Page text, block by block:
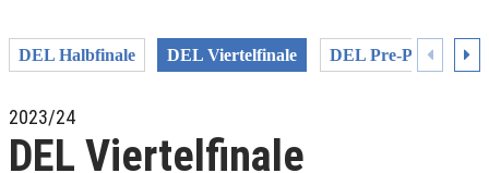
DEL Halbfinale DEL Viertelfinale DEL Pre-Playoffs
2023/24
DEL Viertelfinale